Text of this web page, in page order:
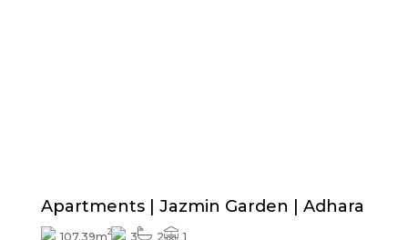
Apartments | Jazmin Garden | Adhara
107.39m2 3 2 1